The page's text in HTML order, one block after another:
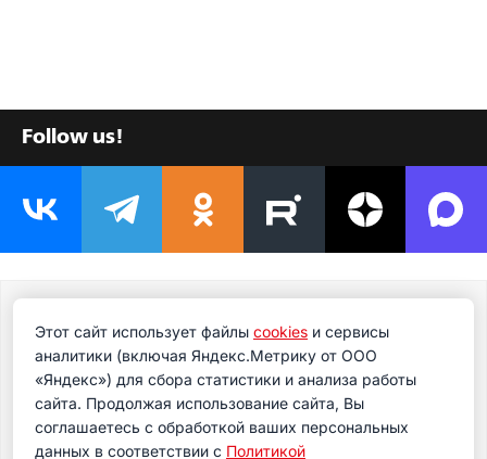
Follow us!
Подпишитесь на рассылку сегодня и узнавайте
первым о самом важном.
Этот сайт использует файлы cookies и сервисы
аналитики (включая Яндекс.Метрику от ООО
«Яндекс») для сбора статистики и анализа работы
сайта. Продолжая использование сайта, Вы
соглашаетесь с обработкой ваших персональных
данных в соответствии с Политикой